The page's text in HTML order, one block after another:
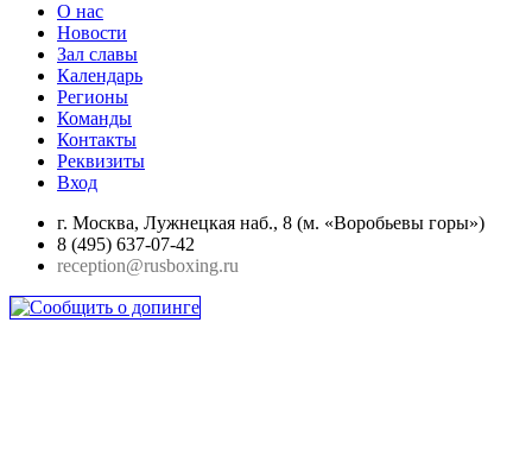
О нас
Новости
Зал славы
Календарь
Регионы
Команды
Контакты
Реквизиты
Вход
г. Москва, Лужнецкая наб., 8 (м. «Воробьевы горы»)
8 (495) 637-07-42
reception@rusboxing.ru